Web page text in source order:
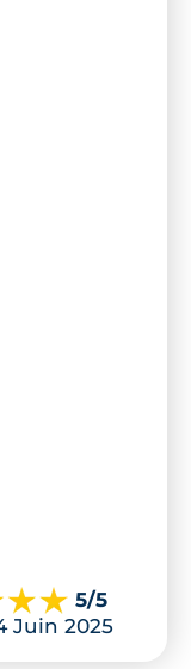
5/5
Juin 2025